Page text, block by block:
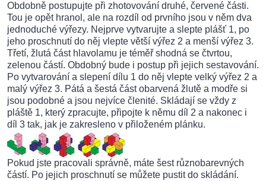
Obdobně postupujte při zhotovování druhé, červené části.
Tou je opět hranol, ale na rozdíl od prvního jsou v něm dva
jednoduché výřezy. Nejprve vytvarujte a slepte plášť 1, po
jeho proschnutí do něj vlepte větší výřez 2 a menší výřez 3.
Třetí, žlutá část hlavolamu je téměř shodná se čtvrtou,
zelenou částí. Obdobný bude i postup při jejich sestavování.
Po vytvarování a slepení dílu 1 do něj vlepte velký výřez 2 a
malý výřez 3. Pátá a šestá část obarvená žlutě a modře si
jsou podobné a jsou nejvíce členité. Skládají se vždy z
pláště 1, který zpracujte, připojte k němu díl 2 a nakonec i
díl 3 tak, jak je zakresleno v přiloženém plánku.
Pokud jste pracovali správně, máte šest různobarevných
částí. Po jejich proschnutí se můžete pustit do skládání.